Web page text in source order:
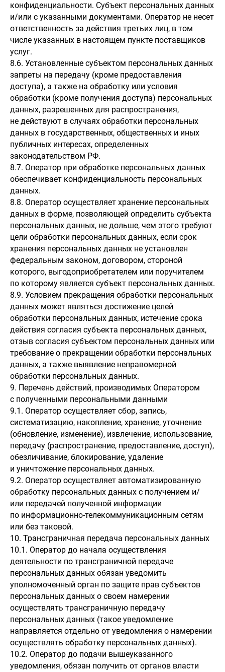
конфиденциальности. Субъект персональных данных
и/или с указанными документами. Оператор не несет
ответственность за действия третьих лиц, в том
числе указанных в настоящем пункте поставщиков
услуг.
8.6. Установленные субъектом персональных данных
запреты на передачу (кроме предоставления
доступа), а также на обработку или условия
обработки (кроме получения доступа) персональных
данных, разрешенных для распространения,
не действуют в случаях обработки персональных
данных в государственных, общественных и иных
публичных интересах, определенных
законодательством РФ.
8.7. Оператор при обработке персональных данных
обеспечивает конфиденциальность персональных
данных.
8.8. Оператор осуществляет хранение персональных
данных в форме, позволяющей определить субъекта
персональных данных, не дольше, чем этого требуют
цели обработки персональных данных, если срок
хранения персональных данных не установлен
федеральным законом, договором, стороной
которого, выгодоприобретателем или поручителем
по которому является субъект персональных данных.
8.9. Условием прекращения обработки персональных
данных может являться достижение целей
обработки персональных данных, истечение срока
действия согласия субъекта персональных данных,
отзыв согласия субъектом персональных данных или
требование о прекращении обработки персональных
данных, а также выявление неправомерной
обработки персональных данных.
9. Перечень действий, производимых Оператором
с полученными персональными данными
9.1. Оператор осуществляет сбор, запись,
систематизацию, накопление, хранение, уточнение
(обновление, изменение), извлечение, использование,
передачу (распространение, предоставление, доступ),
обезличивание, блокирование, удаление
и уничтожение персональных данных.
9.2. Оператор осуществляет автоматизированную
обработку персональных данных с получением и/
или передачей полученной информации
по информационно-телекоммуникационным сетям
или без таковой.
10. Трансграничная передача персональных данных
10.1. Оператор до начала осуществления
деятельности по трансграничной передаче
персональных данных обязан уведомить
уполномоченный орган по защите прав субъектов
персональных данных о своем намерении
осуществлять трансграничную передачу
персональных данных (такое уведомление
направляется отдельно от уведомления о намерении
осуществлять обработку персональных данных).
10.2. Оператор до подачи вышеуказанного
уведомления, обязан получить от органов власти